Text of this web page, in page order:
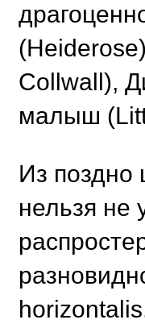
Collwall),
малыш
Из поздно
нельзя не